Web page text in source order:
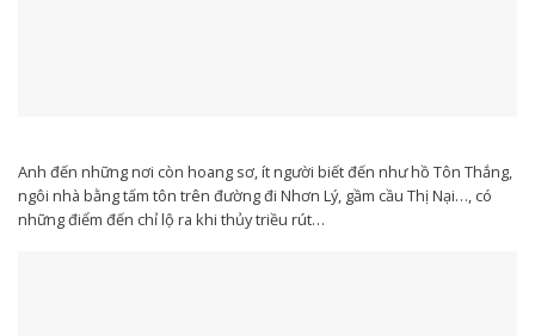
Anh đến những nơi còn hoang sơ, ít người biết đến như hồ Tôn Thắng,
ngôi nhà bằng tấm tôn trên đường đi Nhơn Lý, gầm cầu Thị Nại…, có
những điểm đến chỉ lộ ra khi thủy triều rút…